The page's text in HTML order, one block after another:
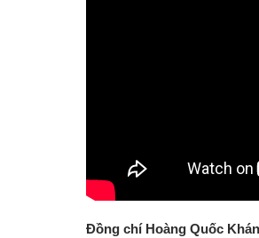
Đồng chí Hoàng Quốc